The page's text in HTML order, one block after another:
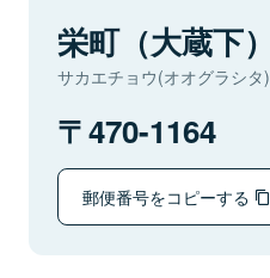
栄町（大蔵下）
サカエチョウ(オオグラシタ)
470-1164
郵便番号をコピーする